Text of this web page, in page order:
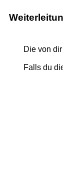
Die von
Falls du